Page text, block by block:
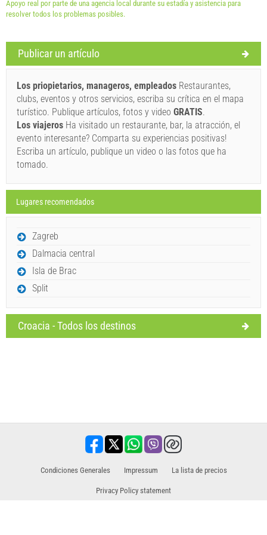
Términos y condiciones del proveedor
Reserve y espere la confirmación
Si no desea reservar de inmediato y tiene más preguntas,
por favor, complete y haga clic en "Enviar una consulta".
Enviar una consulta
Apoyo real por parte de una agencia local durante su estadía y asistencia para
resolver todos los problemas posibles.
Publicar un artículo
Los priopietarios, manageros, empleados Restaurantes,
clubs, eventos y otros servicios, escriba su crítica en el mapa
turístico. Publique artículos, fotos y video GRATIS.
Los viajeros Ha visitado un restaurante, bar, la atracción, el
evento interesante? Comparta su experiencias positivas!
Escriba un artículo, publique un video o las fotos que ha
tomado.
Lugares recomendados
Zagreb
Dalmacia central
Isla de Brac
Split
Croacia - Todos los destinos
Condiciones Generales Impressum La lista de precios
Privacy Policy statement